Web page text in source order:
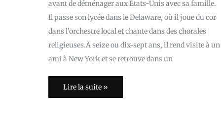
avant de déménager aux États-Unis avec sa famille.
Il passe son lycée dans le Delaware, où il joue du cor
dans l’orchestre local et chante dans des chorales
religieuses.À seize ou dix-sept ans, il rend visite à un
ami à New York et se retrouve dans un
Lire la suite »